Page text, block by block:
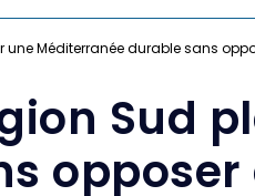
Méditerranée durable sans
Sud